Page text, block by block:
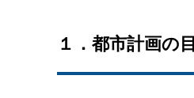
１．都市計画の